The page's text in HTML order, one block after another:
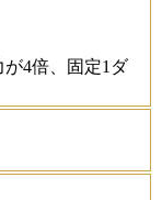
4倍、固定1ダ